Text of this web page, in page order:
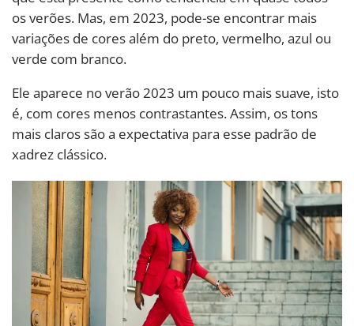
os verões. Mas, em 2023, pode-se encontrar mais
variações de cores além do preto, vermelho, azul ou
verde com branco.
Ele aparece no verão 2023 um pouco mais suave, isto
é, com cores menos contrastantes. Assim, os tons
mais claros são a expectativa para esse padrão de
xadrez clássico.